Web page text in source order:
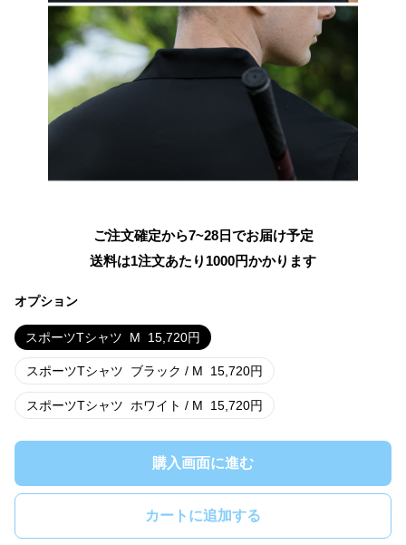
ご注文確定から7~28日でお届け予定
送料は1注文あたり 1000円かかります
オプション
スポーツTシャツ M 15,720円
スポーツTシャツ ブラック / M 15,720円
スポーツTシャツ ホワイト / M 15,720円
購入画面に進む
カートに追加する